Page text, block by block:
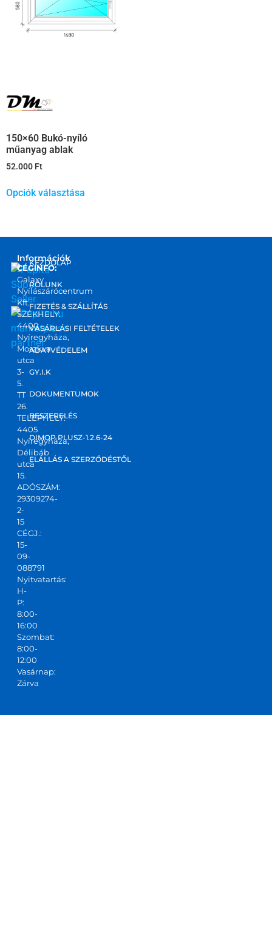
150×60 Bukó-nyíló
műanyag ablak
52.000 Ft
Opciók választása
marketplace
partner
Információk
CÉGINFO:
Galaxy
Nyílászárócentrum
Kft.
SZÉKHELY:
4400
Nyíregyháza,
Moszkva
utca
3-
5.
TT
26.
TELEPHELY:
4405
Nyíregyháza,
Délibáb
utca
15.
ADÓSZÁM:
29309274-
2-
15
CÉGJ.:
15-
09-
088791
Nyitvatartás:
H-
P:
8:00-
16:00
Szombat:
8:00-
12:00
Vasárnap:
Zárva
KEZDŐLAP
RÓLUNK
FIZETÉS & SZÁLLÍTÁS
VÁSÁRLÁSI FELTÉTELEK
ADATVÉDELEM
GY.I.K
DOKUMENTUMOK
BESZERELÉS
DIMOP PLUSZ-1.2.6-24
ELÁLLÁS A SZERZŐDÉSTŐL